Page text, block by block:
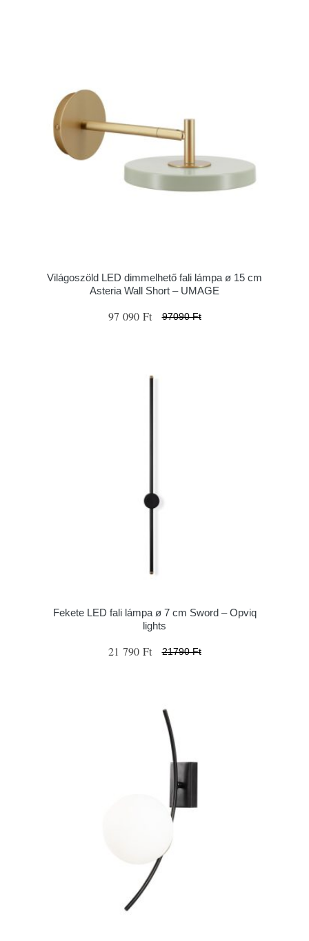
Világoszöld LED dimmelhető fali lámpa ø 15 cm
Asteria Wall Short – UMAGE
97 090 Ft 97090 Ft
Fekete LED fali lámpa ø 7 cm Sword – Opviq
lights
21 790 Ft 21790 Ft